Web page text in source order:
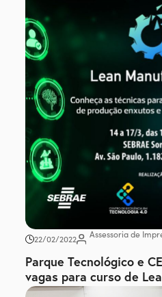
22/02/2022
Assessoria de
Parque Tecnológico e
vagas para curso de